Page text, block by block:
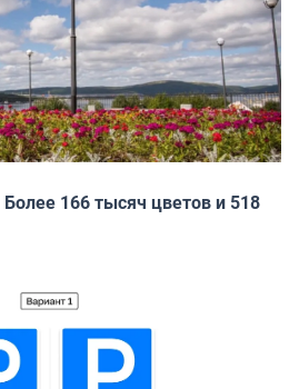
166 тысяч цветов и 518